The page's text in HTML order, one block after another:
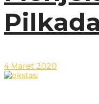
Pilkada
4 Maret 2020